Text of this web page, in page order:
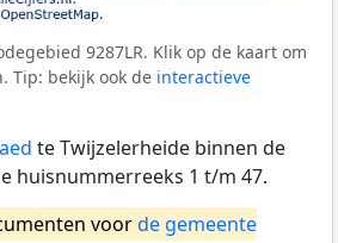
9287LR. Klik op de kaart om
Tip: bekijk ook de interactieve
te Twijzelerheide binnen de
huisnummerreeks 1 t/m 47.
voorde gemeente